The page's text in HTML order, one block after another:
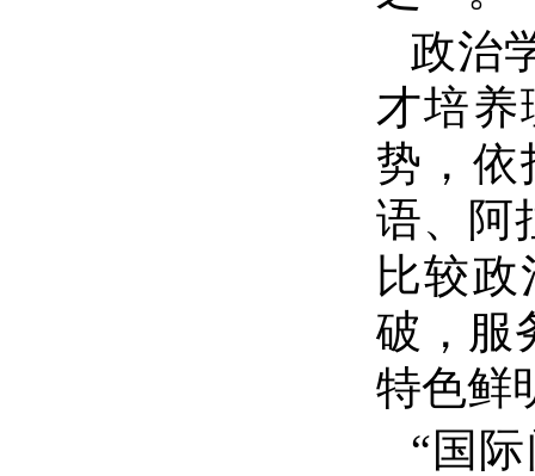
政治
才培养
势，依
语、阿
比较
破，服
特色鲜
“国